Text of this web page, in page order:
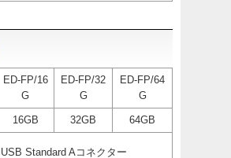
ED-FP/16
G
ED-FP/32
G
ED-FP/64
G
16GB 32GB 64GB
USB Standard Aコネクター